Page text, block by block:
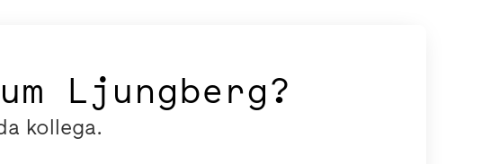
Ljungberg?
kollega.